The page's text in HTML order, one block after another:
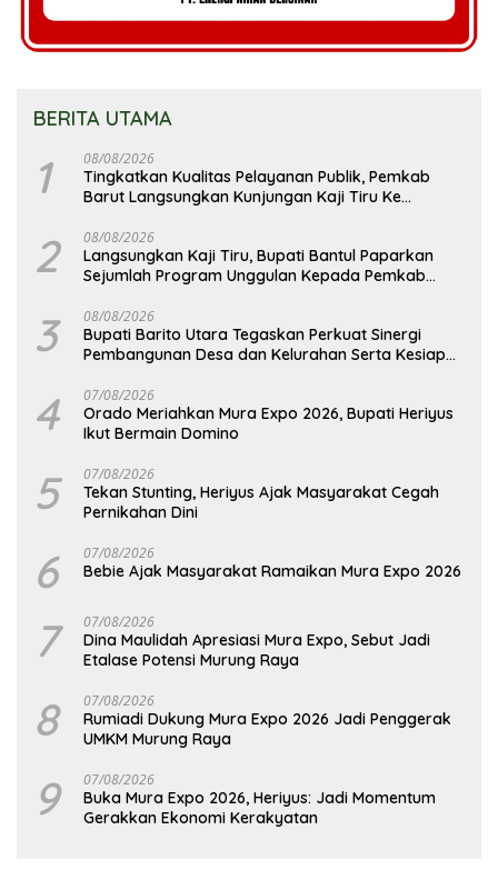
BERITA UTAMA
1 08/08/2026
Tingkatkan Kualitas Pelayanan Publik, Pemkab
Barut Langsungkan Kunjungan Kaji Tiru Ke
2 08/08/2026
Langsungkan Kaji Tiru, Bupati Bantul Paparkan
Sejumlah Program Unggulan Kepada Pemkab
3 08/08/2026
Bupati Barito Utara Tegaskan Perkuat Sinergi
Pembangunan Desa dan Kelurahan Serta Kesiapan
4 07/08/2026
Orado Meriahkan Mura Expo 2026, Bupati Heriyus
Ikut Bermain Domino
5 07/08/2026
Tekan Stunting, Heriyus Ajak Masyarakat Cegah
Pernikahan Dini
6 07/08/2026
Bebie Ajak Masyarakat Ramaikan Mura Expo 2026
7 07/08/2026
Dina Maulidah Apresiasi Mura Expo, Sebut Jadi
Etalase Potensi Murung Raya
8 07/08/2026
Rumiadi Dukung Mura Expo 2026 Jadi Penggerak
UMKM Murung Raya
9 07/08/2026
Buka Mura Expo 2026, Heriyus: Jadi Momentum
Gerakkan Ekonomi Kerakyatan